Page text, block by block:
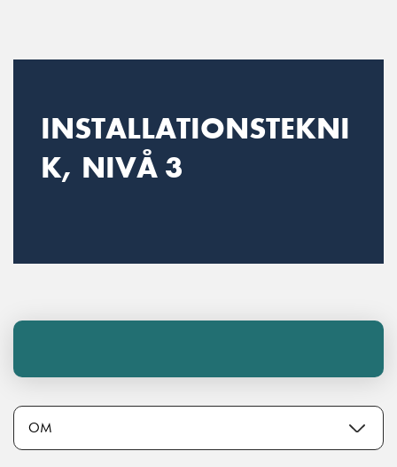
INSTALLATIONSTEKNI
K, NIVÅ 3